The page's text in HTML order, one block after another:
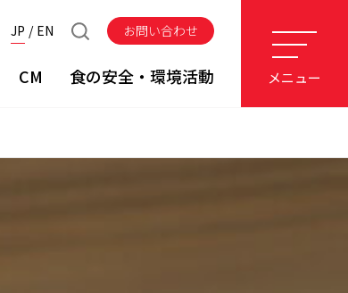
JP EN お問い合わせ
CM 食の安全・環境活動 メニュー